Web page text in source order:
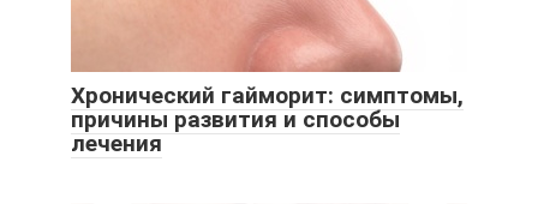
Хронический гайморит: симптомы,
причины развития и способы
лечения